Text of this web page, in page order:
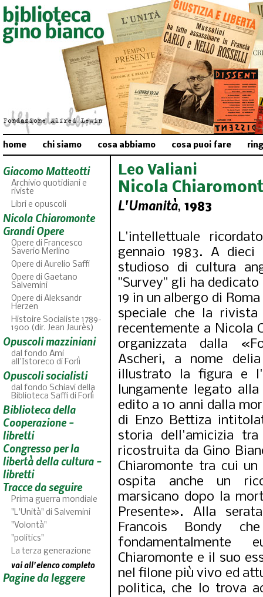
home chi siamo cosa abbiamo cosa puoi fare
Giacomo Matteotti
Archivio quotidiani e
riviste
Libri e opuscoli
Nicola Chiaromonte
Grandi Opere
Opere di Francesco
Saverio Merlino
Opere di Aurelio Saffi
Opere di Gaetano
Salvemini
Opere di Aleksandr
Herzen
Histoire Socialiste 1789-
1900 (dir. Jean Jaurès)
Opuscoli mazziniani
dal fondo Ami
all'Istoreco di Forlì
Opuscoli socialisti
dal fondo Schiavi della
Biblioteca Saffi di Forlì
Biblioteca della
Cooperazione -
libretti
Congresso per la
libertà della cultura -
libretti
Tracce da seguire
Prima guerra mondiale
"L'Unità" di Salvemini
"Volontà"
"politics"
La terza generazione
vai all'elenco completo
Pagine da leggere
Leo Valiani
Nicola
L'Umanità, 1983
L'intellettuale
gennaio 1983. A
studioso di cultura
"Survey" gli ha
19 in un albergo di
speciale che la rivista
recentemente a Nicola
organizzata dalla
Ascheri, a nome
illustrato la figura e
lungamente legato
edito a 10 anni dalla
di Enzo Bettiza
storia dell'amicizia
ricostruita da Gino
Chiaromonte tra cui
ospita anche un
marsicano dopo la
Presente». Alla
Francois Bondy
Chiaromonte e il suo
nel filone più vivo ed
politica, che lo trova
ABC
46 fascicoli